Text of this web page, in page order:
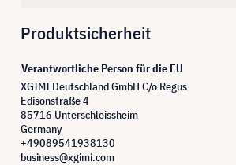
Produktsicherheit
Verantwortliche Person für die EU
XGIMI Deutschland GmbH C/o Regus
Edisonstraße 4
85716 Unterschleissheim
Germany
+49089541938130
business@xgimi.com